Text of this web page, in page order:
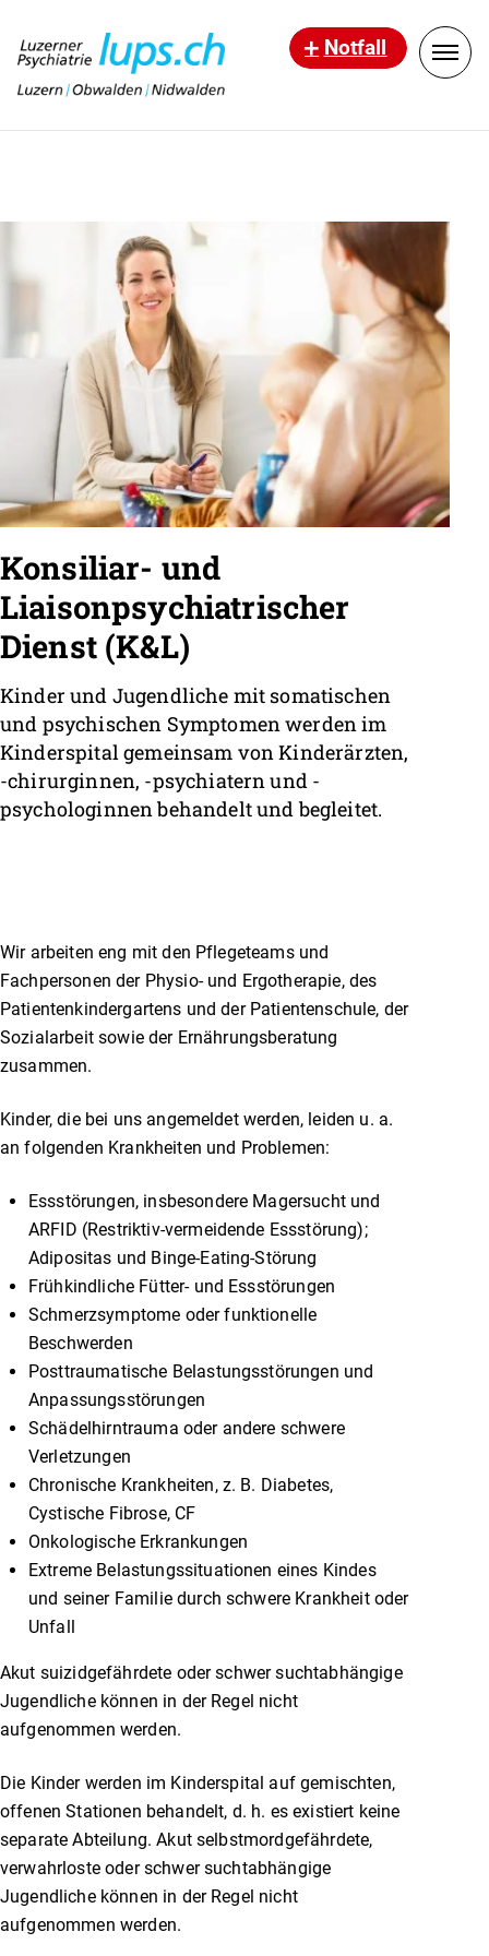
Notfall
Konsiliar- und
Liaisonpsychiatrischer
Dienst (K&L)
Kinder und Jugendliche mit somatischen
und psychischen Symptomen werden im
Kinderspital gemeinsam von Kinderärzten,
-chirurginnen, -psychiatern und -
psychologinnen behandelt und begleitet.
Wir arbeiten eng mit den Pflegeteams und
Fachpersonen der Physio- und Ergotherapie, des
Patientenkindergartens und der Patientenschule, der
Sozialarbeit sowie der Ernährungsberatung
zusammen.
Kinder, die bei uns angemeldet werden, leiden u. a.
an folgenden Krankheiten und Problemen:
Essstörungen, insbesondere Magersucht und
ARFID (Restriktiv-vermeidende Essstörung);
Adipositas und Binge-Eating-Störung
Frühkindliche Fütter- und Essstörungen
Schmerzsymptome oder funktionelle
Beschwerden
Posttraumatische Belastungsstörungen und
Anpassungsstörungen
Schädelhirntrauma oder andere schwere
Verletzungen
Chronische Krankheiten, z. B. Diabetes,
Cystische Fibrose, CF
Onkologische Erkrankungen
Extreme Belastungssituationen eines Kindes
und seiner Familie durch schwere Krankheit oder
Unfall
Akut suizidgefährdete oder schwer suchtabhängige
Jugendliche können in der Regel nicht
aufgenommen werden.
Die Kinder werden im Kinderspital auf gemischten,
offenen Stationen behandelt, d. h. es existiert keine
separate Abteilung. Akut selbstmordgefährdete,
verwahrloste oder schwer suchtabhängige
Jugendliche können in der Regel nicht
aufgenommen werden.